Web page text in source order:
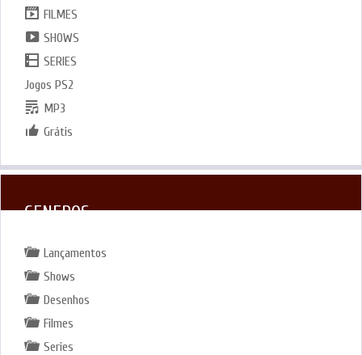
FILMES
SHOWS
SERIES
Jogos PS2
MP3
Grátis
GENEROS
Lançamentos
Shows
Desenhos
Filmes
Series